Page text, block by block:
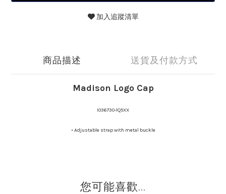
加入追蹤清單
商品描述 送貨及付款方式
Madison Logo Cap
I036730-1Q5XX
• Adjustable strap with metal buckle
您可能喜歡...